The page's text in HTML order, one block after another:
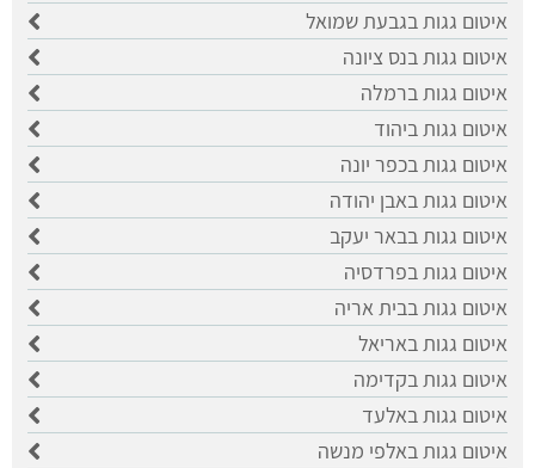
איטום גגות בגבעת שמואל
איטום גגות בנס ציונה
איטום גגות ברמלה
איטום גגות ביהוד
איטום גגות בכפר יונה
איטום גגות באבן יהודה
איטום גגות בבאר יעקב
איטום גגות בפרדסיה
איטום גגות בבית אריה
איטום גגות באריאל
איטום גגות בקדימה
איטום גגות באלעד
איטום גגות באלפי מנשה